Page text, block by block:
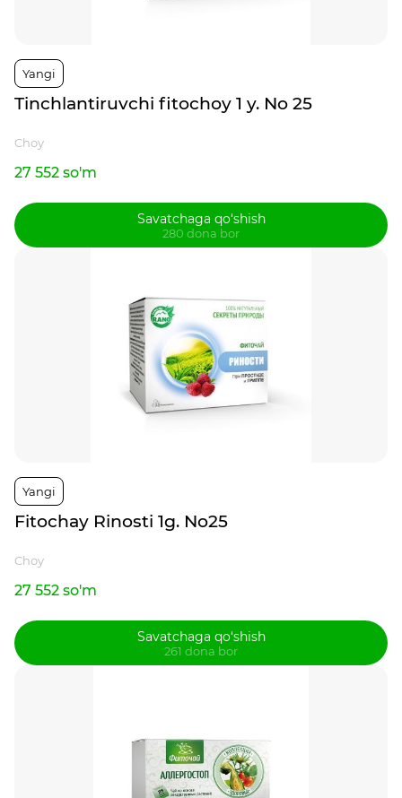
Yangi
Tinchlantiruvchi fitochoy 1 y. No 25
Choy
27 552 so'm
Savatchaga qo‘shish
280 dona bor
Yangi
Fitochay Rinosti 1g. No25
Choy
27 552 so'm
Savatchaga qo‘shish
261 dona bor